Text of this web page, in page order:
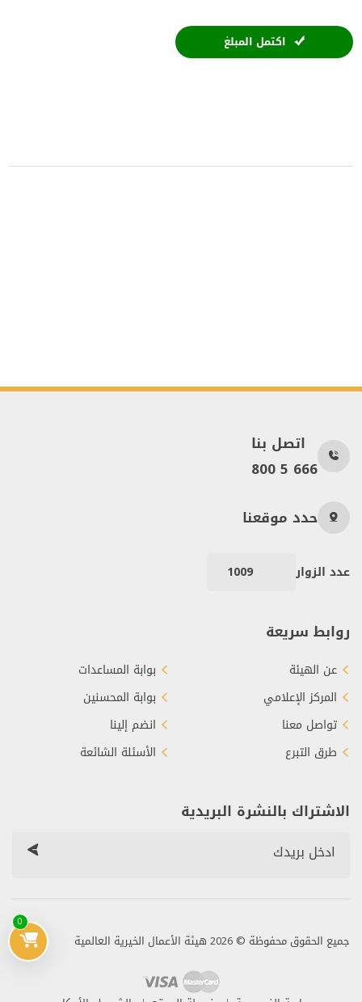
0
اكتمل المبلغ
اتصل بنا
800 5 666
حدد موقعنا
عدد الزوار 1009
روابط سريعة
عن الهيئة
المركز الإعلامي
تواصل معنا
طرق التبرع
بوابة المساعدات
بوابة المحسنين
انضم إلينا
الأسئلة الشائعة
الاشتراك بالنشرة البريدية
جميع الحقوق محفوظة © 2026 هيئة الأعمال الخيرية العالمية